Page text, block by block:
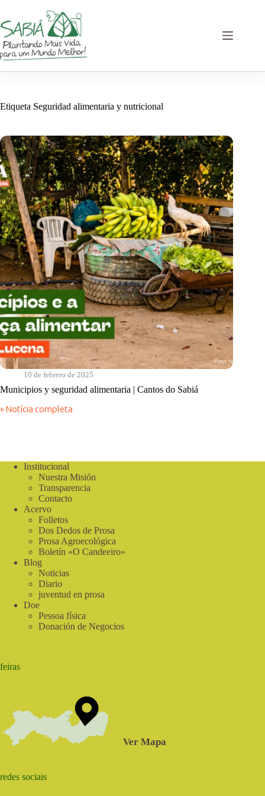
contenido
Etiqueta Seguridad alimentaria y nutricional
10 de febrero de 2025
Municipios y seguridad alimentaria | Cantos do Sabiá
» Notícia completa
Municipios
CantosInstitucional
Nuestra Misión
Transparencia
Contacto
Acervo
Folletos
Dos Dedos de Prosa
Prosa Agroecológica
Boletín «O Candeeiro»
Blog
Noticias
Diario
juventud en prosa
Doe
Pessoa física
Donación de Negocios
feiras
Ver Mapa
redes sociais